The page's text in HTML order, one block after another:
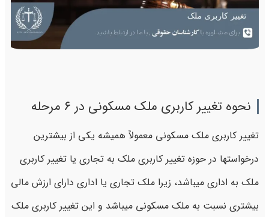
نحوه تغییر کاربری ملک مسکونی در ۶ مرحله
تغییر کاربری ملک مسکونی معمولاً همیشه یکی از بیشترین
درخواستها در حوزه تغییر کاربری ملک به تجاری یا تغییر کاربری
ملک به اداری میباشد، زیرا ملک تجاری یا اداری دارای ارزش مالی
بیشتری نسبت به ملک مسکونی میباشد و این تغییر کاربری ملک